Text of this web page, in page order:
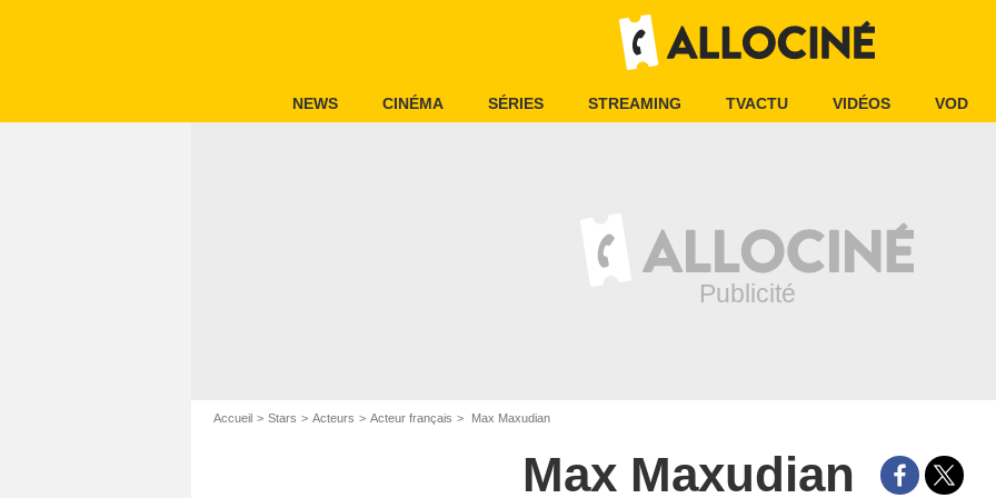
NEWS CINÉMA SÉRIES STREAMING TVACTU VIDÉOS VOD
Accueil Stars Acteurs Acteur français Max Maxudian
Max Maxudian